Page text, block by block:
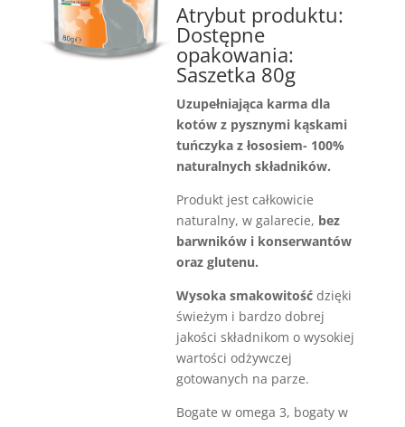
Atrybut produktu:
Dostępne
opakowania:
Saszetka 80g
Uzupełniająca karma dla
kotów z pysznymi kąskami
tuńczyka z łososiem- 100%
naturalnych składników.
Produkt jest całkowicie
naturalny, w galarecie, bez
barwników i konserwantów
oraz glutenu.
Wysoka smakowitość dzięki
świeżym i bardzo dobrej
jakości składnikom o wysokiej
wartości odżywczej
gotowanych na parze.
Bogate w omega 3, bogaty w